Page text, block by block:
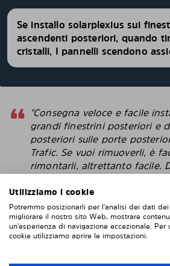
Se installo solarplexius sui
ascendenti posteriori, quando
cristalli, I pannelli scendono
"Consegna veloce e facile
grandi finestrini posteriori e
posteriori sulle porte
Trafic. Se vuoi rimuoverli, è
rimontarli, altrettanto facile.
più intelligenti delle pellicole
attacchi direttamente alla
Robert
Utilizziamo i cookie
Potremmo posizionarli per l'analisi dei dati
migliorare il nostro sito Web, mostrare
un'esperienza di navigazione eccezionale. Per
cookie utilizziamo aprire le impostazioni.